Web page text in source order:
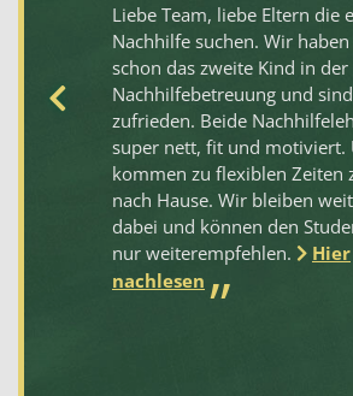
Liebe Team, liebe Eltern die
Nachhilfe suchen. Wir
schon das zweite Kind in der
Nachhilfebetreuung und
zufrieden. Beide
super nett, fit und motiviert.
kommen zu flexiblen Zeiten
nach Hause. Wir bleiben
dabei und können den
nur weiterempfehlen.
Hier
nachlesen